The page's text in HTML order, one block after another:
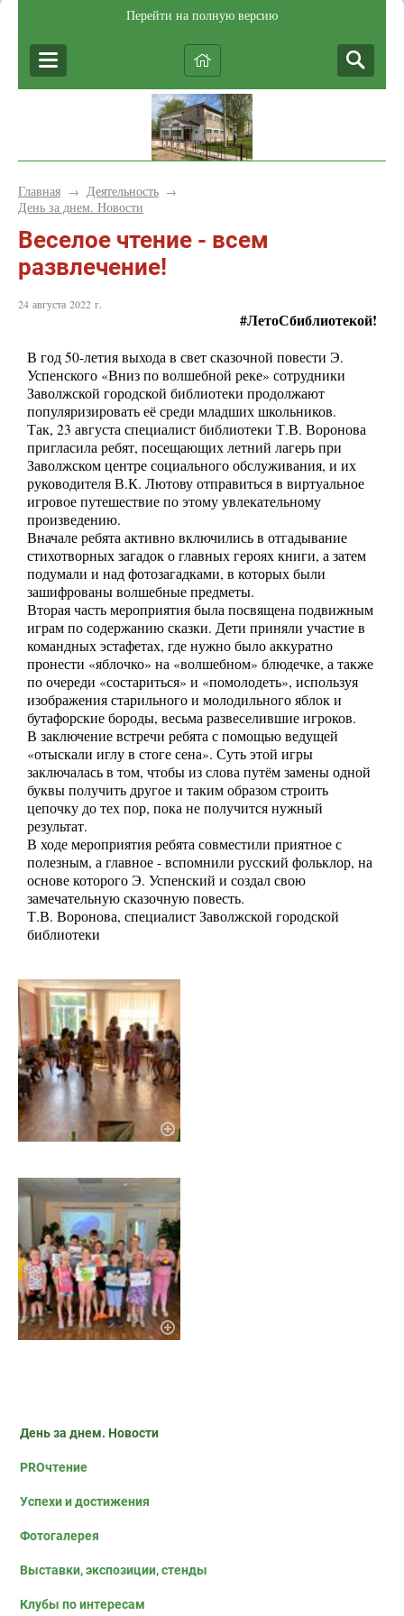
Перейти на полную версию
Главная → Деятельность →
День за днем. Новости
Веселое чтение - всем
развлечение!
24 августа 2022 г.
#ЛетоСбиблиотекой!
В год 50-летия выхода в свет сказочной повести Э.
Успенского «Вниз по волшебной реке» сотрудники
Заволжской городской библиотеки продолжают
популяризировать её среди младших школьников.
Так, 23 августа специалист библиотеки Т.В. Воронова
пригласила ребят, посещающих летний лагерь при
Заволжском центре социального обслуживания, и их
руководителя В.К. Лютову отправиться в виртуальное
игровое путешествие по этому увлекательному
произведению.
Вначале ребята активно включились в отгадывание
стихотворных загадок о главных героях книги, а затем
подумали и над фотозагадками, в которых были
зашифрованы волшебные предметы.
Вторая часть мероприятия была посвящена подвижным
играм по содержанию сказки. Дети приняли участие в
командных эстафетах, где нужно было аккуратно
пронести «яблочко» на «волшебном» блюдечке, а также
по очереди «состариться» и «помолодеть», используя
изображения старильного и молодильного яблок и
бутафорские бороды, весьма развеселившие игроков.
В заключение встречи ребята с помощью ведущей
«отыскали иглу в стоге сена». Суть этой игры
заключалась в том, чтобы из слова путём замены одной
буквы получить другое и таким образом строить
цепочку до тех пор, пока не получится нужный
результат.
В ходе мероприятия ребята совместили приятное с
полезным, а главное - вспомнили русский фольклор, на
основе которого Э. Успенский и создал свою
замечательную сказочную повесть.
Т.В. Воронова, специалист Заволжской городской
библиотеки
День за днем. Новости
PROчтение
Успехи и достижения
Фотогалерея
Выставки, экспозиции, стенды
Клубы по интересам